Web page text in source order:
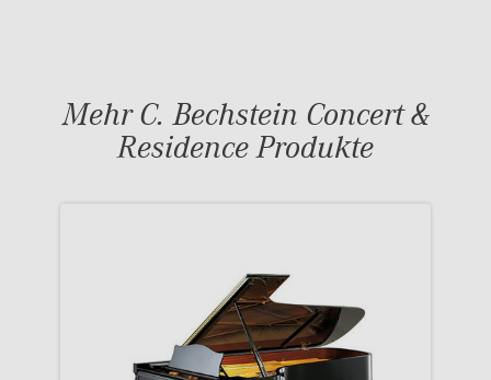
Mehr C. Bechstein Concert &
Residence Produkte